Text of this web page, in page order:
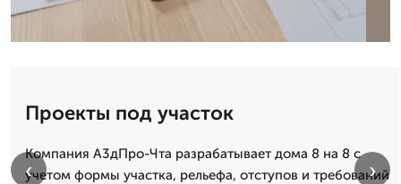
Проекты под участок
Компания А3дПро-Чта разрабатывает дома 8 на 8 с
учетом формы участка, рельефа, отступов и требований
‹ ›